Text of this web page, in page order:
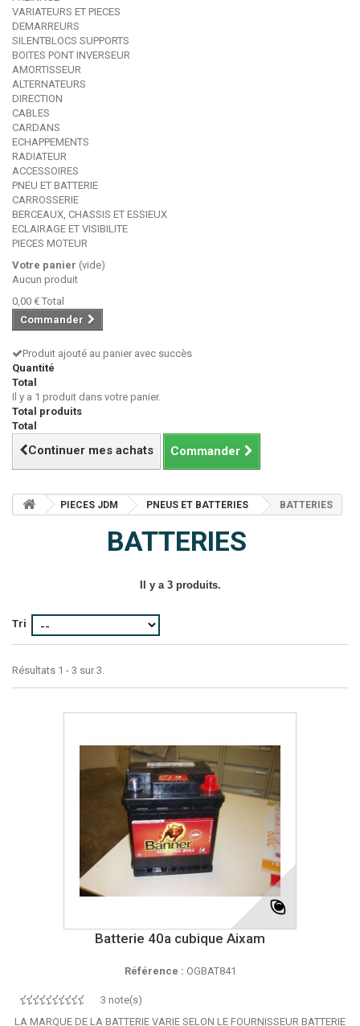
VARIATEURS ET PIECES
DEMARREURS
SILENTBLOCS SUPPORTS
BOITES PONT INVERSEUR
AMORTISSEUR
ALTERNATEURS
DIRECTION
CABLES
CARDANS
ECHAPPEMENTS
RADIATEUR
ACCESSOIRES
PNEU ET BATTERIE
CARROSSERIE
BERCEAUX, CHASSIS ET ESSIEUX
ECLAIRAGE ET VISIBILITE
PIECES MOTEUR
Votre panier (vide)
Aucun produit
0,00 € Total
Commander
Produit ajouté au panier avec succès
Quantité
Total
Il y a 1 produit dans votre panier.
Total produits
Total
Continuer mes achats Commander
PIECES JDM PNEUS ET BATTERIES BATTERIES
BATTERIES
Il y a 3 produits.
Tri
Résultats 1 - 3 sur 3.
Batterie 40a cubique Aixam
Référence : OGBAT841
3 note(s)
LA MARQUE DE LA BATTERIE VARIE SELON LE FOURNISSEUR BATTERIE